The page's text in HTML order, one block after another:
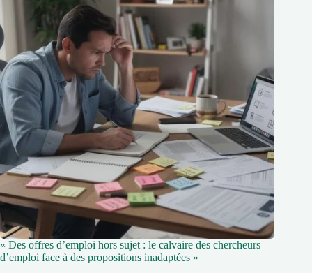
« Des offres d’emploi hors sujet : le calvaire des chercheurs
d’emploi face à des propositions inadaptées »